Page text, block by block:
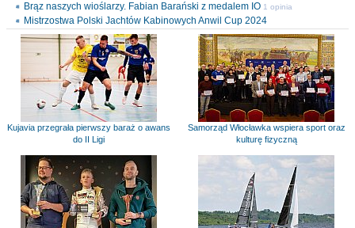
Brąz naszych wioślarzy. Fabian Barański z medalem IO 1 opinia
Mistrzostwa Polski Jachtów Kabinowych Anwil Cup 2024
Kujavia przegrała pierwszy baraż o awans
do II Ligi
Samorząd Włocławka wspiera sport oraz
kulturę fizyczną